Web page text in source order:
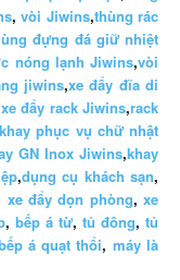
, vòi Jiwins,thùng rác
đựng đá giữ nhiệt
nóng lạnh Jiwins,vòi
jiwins,xe đẩy đĩa di
xe đẩy rack Jiwins,rack
khay phục vụ chữ nhật
GN Inox Jiwins,khay
,dụng cụ khách sạn,
xe đẩy dọn phòng,xe
,bếp á từ,tủ đông,tủ
á quạt thổi, máy là